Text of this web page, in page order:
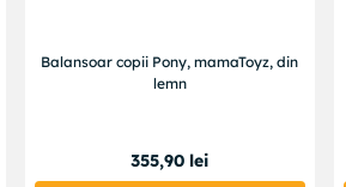
Balansoar copii Pony, mamaToyz, din
lemn
355,90 lei